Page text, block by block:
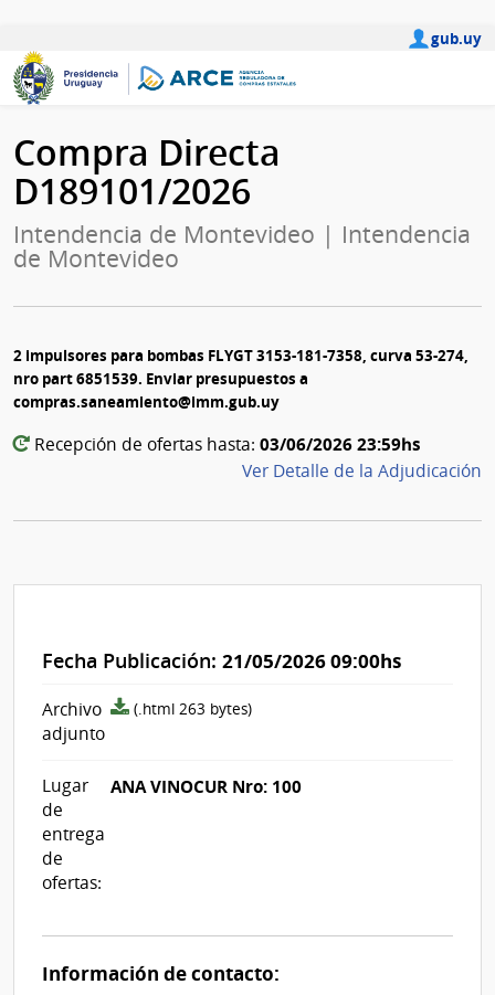
gub.uy
Compra Directa
D189101/2026
Intendencia de Montevideo | Intendencia
de Montevideo
2 impulsores para bombas FLYGT 3153-181-7358, curva 53-274,
nro part 6851539. Enviar presupuestos a
compras.saneamiento@imm.gub.uy
Recepción de ofertas hasta: 03/06/2026 23:59hs
Ver Detalle de la Adjudicación
Fecha Publicación: 21/05/2026 09:00hs
Archivo
adjunto
archivo
(.html 263 bytes)
Lugar
de
entrega
de
ofertas:
ANA VINOCUR Nro: 100
Información de contacto: